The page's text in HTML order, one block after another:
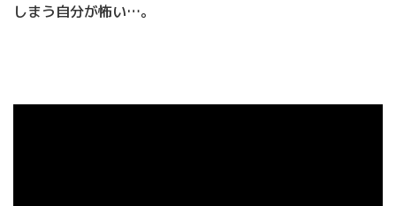
しまう自分が怖い…。